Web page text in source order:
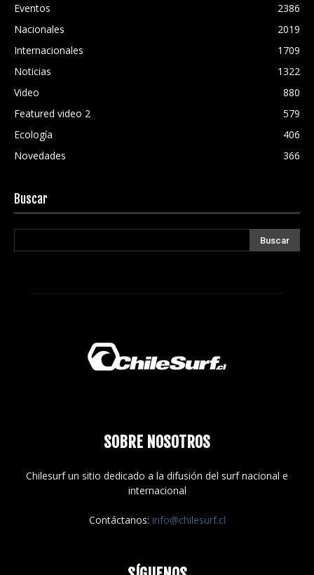
Eventos
2386
Nacionales
2019
Internacionales
1709
Noticias
1322
Video
880
Featured video 2
579
Ecología
406
Novedades
366
Buscar
SOBRE NOSOTROS
Chilesurf un sitio dedicado a la difusión del surf nacional e
internacional
Contáctanos: info@chilesurf.cl